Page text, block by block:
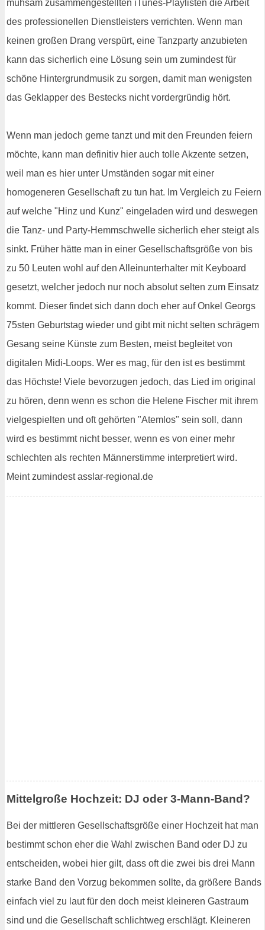
mühsam zusammengestellten iTunes-Playlisten die Arbeit
des professionellen Dienstleisters verrichten. Wenn man
keinen großen Drang verspürt, eine Tanzparty anzubieten
kann das sicherlich eine Lösung sein um zumindest für
schöne Hintergrundmusik zu sorgen, damit man wenigsten
das Geklapper des Bestecks nicht vordergründig hört.
Wenn man jedoch gerne tanzt und mit den Freunden feiern
möchte, kann man definitiv hier auch tolle Akzente setzen,
weil man es hier unter Umständen sogar mit einer
homogeneren Gesellschaft zu tun hat. Im Vergleich zu Feiern
auf welche "Hinz und Kunz" eingeladen wird und deswegen
die Tanz- und Party-Hemmschwelle sicherlich eher steigt als
sinkt. Früher hätte man in einer Gesellschaftsgröße von bis
zu 50 Leuten wohl auf den Alleinunterhalter mit Keyboard
gesetzt, welcher jedoch nur noch absolut selten zum Einsatz
kommt. Dieser findet sich dann doch eher auf Onkel Georgs
75sten Geburtstag wieder und gibt mit nicht selten schrägem
Gesang seine Künste zum Besten, meist begleitet von
digitalen Midi-Loops. Wer es mag, für den ist es bestimmt
das Höchste! Viele bevorzugen jedoch, das Lied im original
zu hören, denn wenn es schon die Helene Fischer mit ihrem
vielgespielten und oft gehörten "Atemlos" sein soll, dann
wird es bestimmt nicht besser, wenn es von einer mehr
schlechten als rechten Männerstimme interpretiert wird.
Meint zumindest asslar-regional.de
Mittelgroße Hochzeit: DJ oder 3-Mann-Band?
Bei der mittleren Gesellschaftsgröße einer Hochzeit hat man
bestimmt schon eher die Wahl zwischen Band oder DJ zu
entscheiden, wobei hier gilt, dass oft die zwei bis drei Mann
starke Band den Vorzug bekommen sollte, da größere Bands
einfach viel zu laut für den doch meist kleineren Gastraum
sind und die Gesellschaft schlichtweg erschlägt. Kleineren